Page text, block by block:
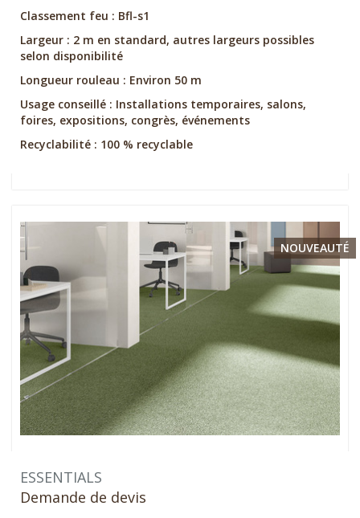
Classement feu : Bfl-s1
Largeur : 2 m en standard, autres largeurs possibles
selon disponibilité
Longueur rouleau : Environ 50 m
Usage conseillé : Installations temporaires, salons,
foires, expositions, congrès, événements
Recyclabilité : 100 % recyclable
NOUVEAUTÉ
ESSENTIALS
Demande de devis